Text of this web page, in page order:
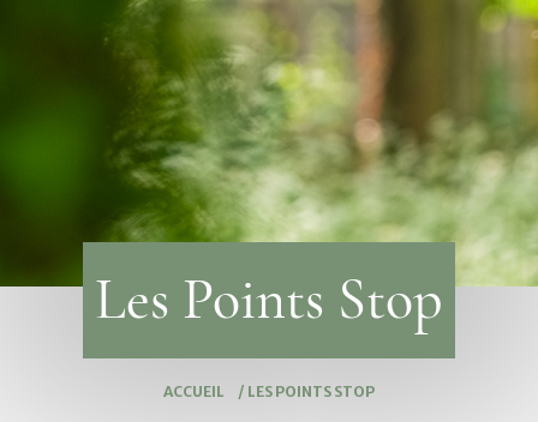
Les Points Stop
ACCUEIL / LES POINTS STOP